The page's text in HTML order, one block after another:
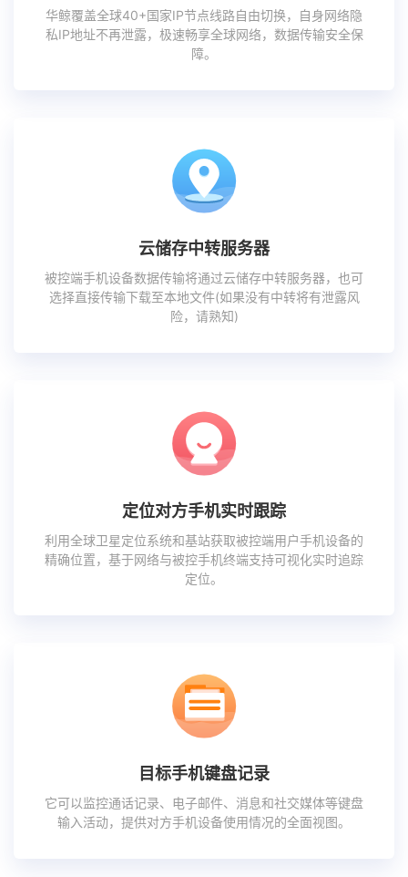
华鲸覆盖全球40+国家IP节点线路自由切换，自身网络隐
私IP地址不再泄露，极速畅享全球网络，数据传输安全保
障。
云储存中转服务器
被控端手机设备数据传输将通过云储存中转服务器，也可
选择直接传输下载至本地文件(如果没有中转将有泄露风
险，请熟知)
定位对方手机实时跟踪
利用全球卫星定位系统和基站获取被控端用户手机设备的
精确位置，基于网络与被控手机终端支持可视化实时追踪
定位。
目标手机键盘记录
它可以监控通话记录、电子邮件、消息和社交媒体等键盘
输入活动，提供对方手机设备使用情况的全面视图。